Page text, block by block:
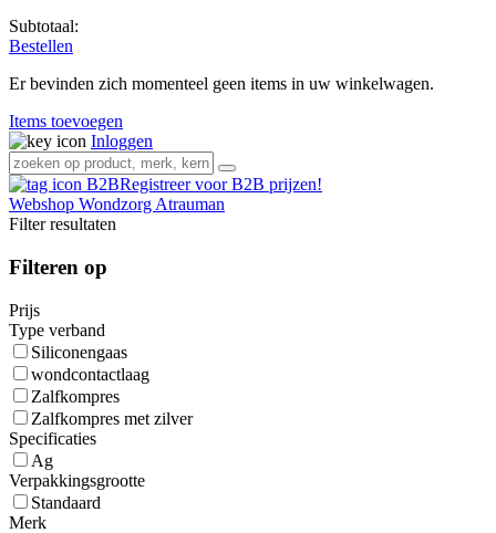
Subtotaal:
Bestellen
Er bevinden zich momenteel geen items in uw winkelwagen.
Items toevoegen
Inloggen
Registreer voor B2B prijzen!
Webshop Wondzorg Atrauman
Filter resultaten
Filteren op
Prijs
Type verband
Siliconengaas
wondcontactlaag
Zalfkompres
Zalfkompres met zilver
Specificaties
Ag
Verpakkingsgrootte
Standaard
Merk